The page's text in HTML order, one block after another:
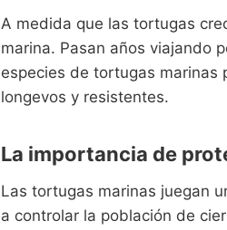
A medida que las tortugas
marina. Pasan años viajando
especies de tortugas marinas
longevos y resistentes.
La importancia de
Las tortugas marinas juegan
a controlar la población de